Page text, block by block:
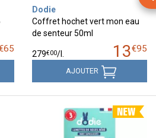
65
Dodie
Coffret hochet vert mon eau
de senteur 50ml
13€95
279€00/
AJOUTER